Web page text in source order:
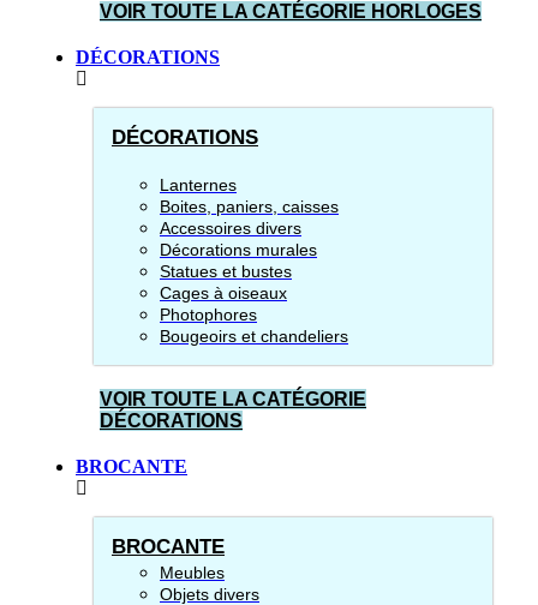
VOIR TOUTE LA CATÉGORIE HORLOGES
DÉCORATIONS
DÉCORATIONS
Lanternes
Boites, paniers, caisses
Accessoires divers
Décorations murales
Statues et bustes
Cages à oiseaux
Photophores
Bougeoirs et chandeliers
VOIR TOUTE LA CATÉGORIE
DÉCORATIONS
BROCANTE
BROCANTE
Meubles
Objets divers